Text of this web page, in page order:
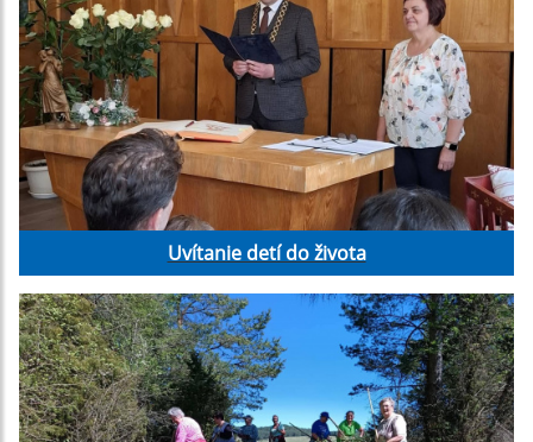
Uvítanie detí do života